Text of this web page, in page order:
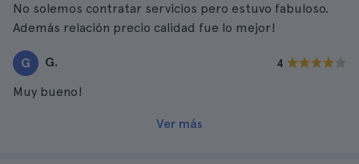
No solemos contratar servicios pero estuvo fabuloso.
Además relación precio calidad fue lo mejor!
G G. 4
Muy bueno!
Ver más